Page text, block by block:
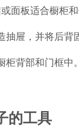
面板适合橱柜和
抽屉，并将后背
柜背部和门框中
的工具